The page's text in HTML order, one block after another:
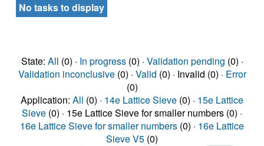
No tasks to display
State: All (0) · In progress(0) · Validation pending (0) ·
Validation inconclusive(0) · Valid (0) · Invalid (0) · Error
(0)
Application: All (0) · 14e Lattice Sieve (0) · 15e Lattice
Sieve (0) · 15e Lattice Sieve for smaller numbers (0) ·
16e Lattice Sieve for smaller numbers (0) · 16e Lattice
Sieve V5 (0)